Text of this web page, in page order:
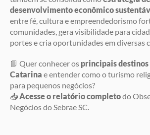
desenvolvimento econômico
entre fé, cultura e empreendedorismo
comunidades, gera visibilidade para
portes e cria oportunidades em diversas
📘 Quer conhecer os principais destinos
Catarina e entender como o turismo
para pequenos negócios?
📥Acesse o relatório completodo
Negócios do Sebrae SC.